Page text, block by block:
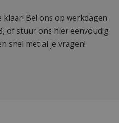
Bel ons op werkdagen
of stuur ons hier eenvoudig
snel met al je vragen!